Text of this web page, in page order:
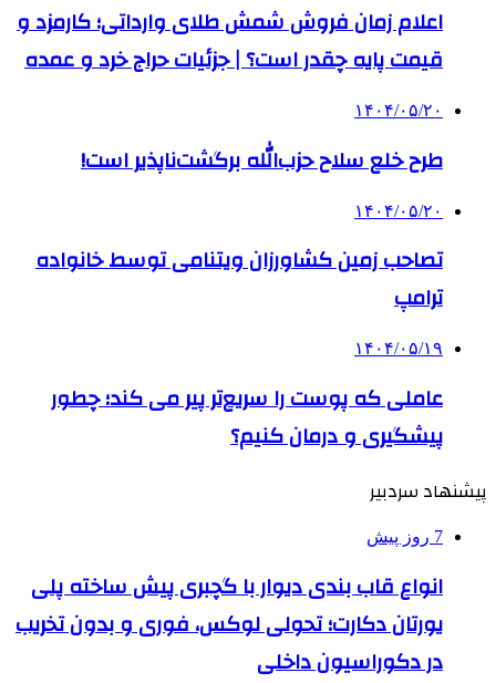
اعلام زمان فروش شمش طلای وارداتی؛ کارمزد و
قیمت پایه چقدر است؟ | جزئیات حراج خرد و عمده
۱۴۰۴/۰۵/۲۰
طرح خلع سلاح حزب‌الله برگشت‌ناپذیر است!
۱۴۰۴/۰۵/۲۰
تصاحب زمین کشاورزان ویتنامی توسط خانواده
ترامپ
۱۴۰۴/۰۵/۱۹
عاملی که پوست را سریع‌تر پیر می کند؛ چطور
پیشگیری و درمان کنیم؟
پیشنهاد سردبیر
7 روز پیش
انواع قاب بندی دیوار با گچبری پیش ساخته پلی
یورتان دکارت؛ تحولی لوکس، فوری و بدون تخریب
در دکوراسیون داخلی